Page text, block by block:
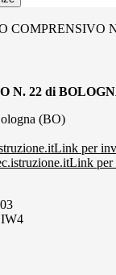
COMPRENSIVO
N. 22 di
(BO)
Link per
Link per